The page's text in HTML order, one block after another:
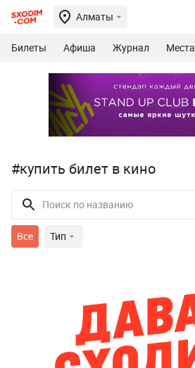
Алматы
Билеты Афиша Журнал Места
#купить билет в кино
Все Тип